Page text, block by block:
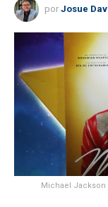
por Josue
Michael Jackson